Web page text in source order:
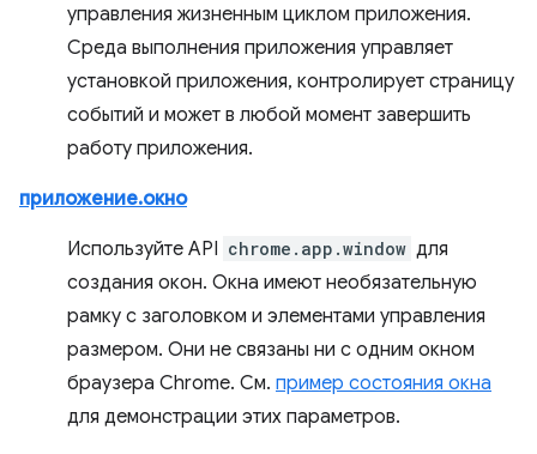
управления жизненным циклом приложения.
Среда выполнения приложения управляет
установкой приложения, контролирует страницу
событий и может в любой момент завершить
работу приложения.
приложение.окно
Используйте API chrome.app.window для
создания окон. Окна имеют необязательную
рамку с заголовком и элементами управления
размером. Они не связаны ни с одним окном
браузера Chrome. См. пример состояния окна
для демонстрации этих параметров.